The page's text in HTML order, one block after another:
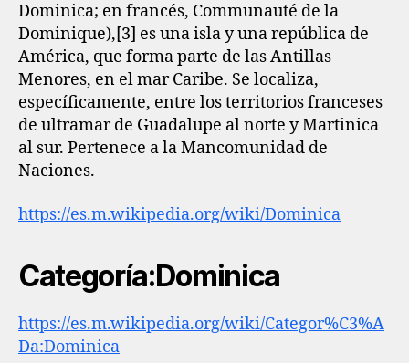
Dominica; en francés, Communauté de la
Dominique),[3]​ es una isla y una república de
América, que forma parte de las Antillas
Menores, en el mar Caribe. Se localiza,
específicamente, entre los territorios franceses
de ultramar de Guadalupe al norte y Martinica
al sur. Pertenece a la Mancomunidad de
Naciones.
https://es.m.wikipedia.org/wiki/Dominica
Categoría:Dominica
https://es.m.wikipedia.org/wiki/Categor%C3%A
Da:Dominica